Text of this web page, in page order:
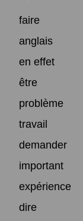
faire
anglais
en effet
être
problème
travail
demander
important
expérience
dire